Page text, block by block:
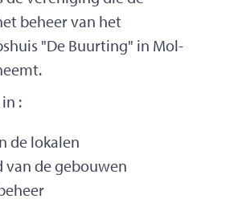
beheer van het
"De Buurting" in Mol-
:
de lokalen
van de gebouwen